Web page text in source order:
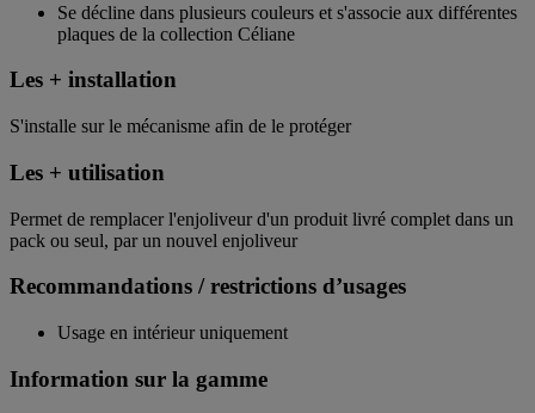
Se décline dans plusieurs couleurs et s'associe aux différentes
plaques de la collection Céliane
Les + installation
S'installe sur le mécanisme afin de le protéger
Les + utilisation
Permet de remplacer l'enjoliveur d'un produit livré complet dans un
pack ou seul, par un nouvel enjoliveur
Recommandations / restrictions d’usages
Usage en intérieur uniquement
Information sur la gamme